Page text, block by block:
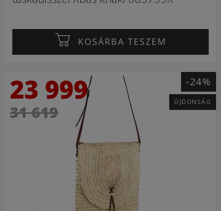
KOSÁRBA TESZEM
23 999
31 619
-24%
ÚJDONSÁG